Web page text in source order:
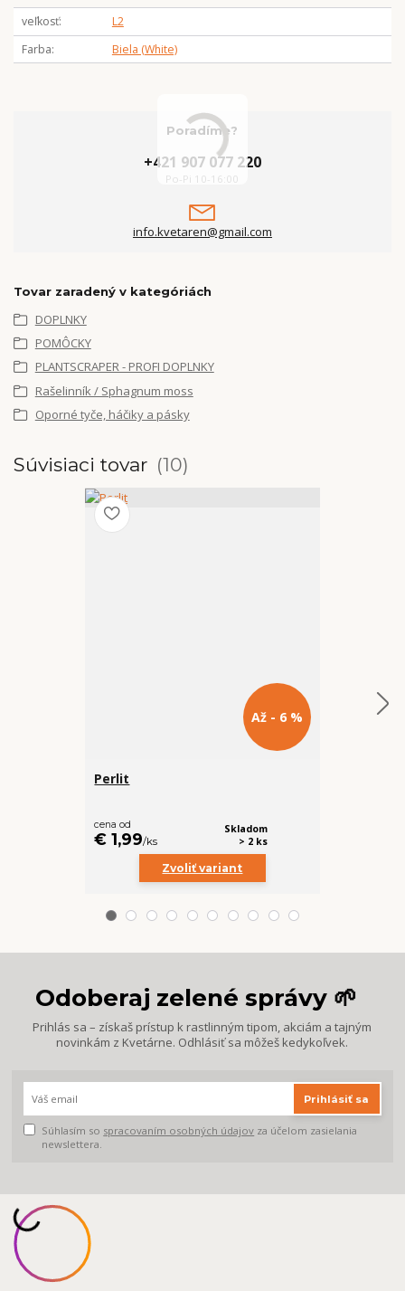
veľkosť
L2
Farba
Biela (White)
Poradíme?
+421 907 077 220
Po-Pi 10-16:00
info.kvetaren@gmail.com
Tovar zaradený v kategóriách
DOPLNKY
POMÔCKY
PLANTSCRAPER - PROFI DOPLNKY
Rašelinník / Sphagnum moss
Oporné tyče, háčiky a pásky
Súvisiaci tovar 10
Až - 6 %
Perlit
cena od
€ 1,99/ks
Skladom
> 2 ks
Zvoliť variant
Odoberaj zelené správy 🌱
Prihlás sa – získaš prístup k rastlinným tipom, akciám a tajným
novinkám z Kvetárne. Odhlásiť sa môžeš kedykoľvek.
Prihlásiť sa
Súhlasím so spracovaním osobných údajov za účelom zasielania
newslettera.